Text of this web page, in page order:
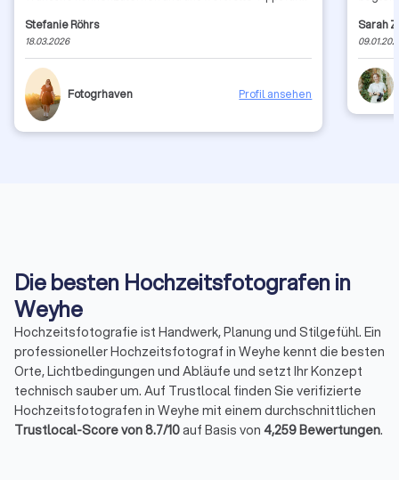
Anfang an bestens aufgehoben gefühlt. Am Tag der
Hochzeit selbst lief alles absolut reibungslos. Tomke
war pünktlich vor Ort, hat sich unauffällig im Hintergrund
bewegt und gleichzeitig alle wichtigen Momente
eingefangen. Sie hatte immer den richtigen Blick für
besondere Augenblicke und hat uns mit ihrer ruhigen,
angenehmen Art sofort die Nervosität genommen. Auch
Stefanie Röhrs
18.03.2026
Fotogrhaven Profil ansehen
sehen.
Sarah
Die besten Hochzeitsfotografen in
Weyhe
Hochzeitsfotografie ist Handwerk, Planung und Stilgefühl. Ein
professioneller Hochzeitsfotograf in Weyhe kennt die besten
Orte, Lichtbedingungen und Abläufe und setzt Ihr Konzept
technisch sauber um. Auf Trustlocal finden Sie verifizierte
Hochzeitsfotografen in Weyhe mit einem durchschnittlichen
Trustlocal-Score von 8.7/10auf Basis von 4,259 Bewertungen.